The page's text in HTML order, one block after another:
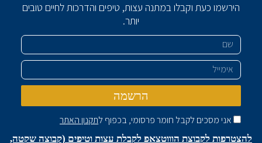
הירשמו כעת וקבלו במתנה עצות, טיפים והדרכות לחיים טובים
יותר.
שם
אימייל
אני מסכים לקבל חומר פרסומי, בכפוף לתקנון האתר
הרשמה
להצטרפות לקבוצת הוווטצאפ לקבלת עצות וטיפים (קבוצה שקטה,